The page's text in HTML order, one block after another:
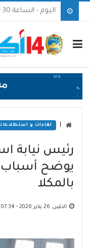
اليوم - الساعة 10:30 ص بتوقيت مدينة عدن
لقاءات و
رئيس نيابة
يوضح أسباب
بالمكلا
الاثنين, 26 يناير 2026 - 07:34 م